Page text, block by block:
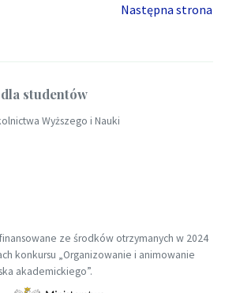
Następna strona
studentów
Wyższego i Nauki
ze środków otrzymanych w 2024
konkursu „Organizowanie i animowanie
akademickiego”.